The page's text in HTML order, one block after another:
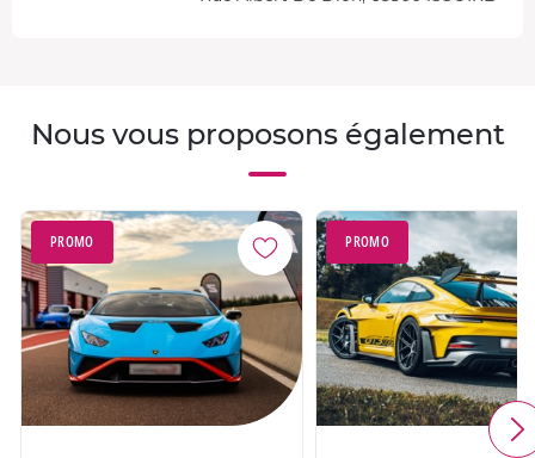
Nous vous proposons également
PROMO PROMO